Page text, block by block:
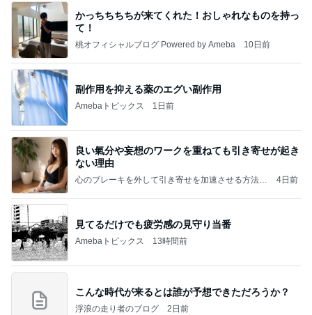
かっちちちちが来てくれた！おしゃれなものを持っ
て！
桃オフィシャルブログ Powered by Ameba 10日前
副作用を抑える薬のエグい副作用
Amebaトピックス 1日前
良い氣分や妄想のワークを重ねても引き寄せが起き
ない理由
心のブレーキを外して引き寄せを加速させる方法：
4日前
見てるだけでも疲労感の見守り当番
Amebaトピックス 13時間前
こんな時代が来るとは誰が予想できただろうか？
浮浪の走り者のブログ 2日前